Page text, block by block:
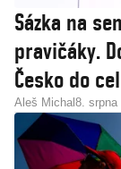
Sázka na
pravičáky.
Česko do
Aleš Michal 8. srpna